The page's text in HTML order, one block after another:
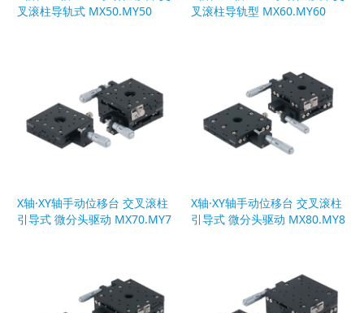
叉滚柱导轨式 MX50.MY50
叉滚柱导轨型 MX60.MY60
X轴·XY轴手动位移台 交叉滚柱
引导式 微分头驱动 MX70.MY7
X轴·XY轴手动位移台 交叉滚柱
引导式 微分头驱动 MX80.MY8